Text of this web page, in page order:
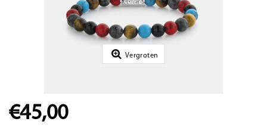
Vergroten
€45,00